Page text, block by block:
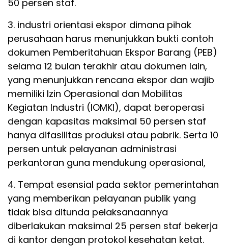
50 persen staf.
3. industri orientasi ekspor dimana pihak
perusahaan harus menunjukkan bukti contoh
dokumen Pemberitahuan Ekspor Barang (PEB)
selama 12 bulan terakhir atau dokumen lain,
yang menunjukkan rencana ekspor dan wajib
memiliki Izin Operasional dan Mobilitas
Kegiatan Industri (IOMKI), dapat beroperasi
dengan kapasitas maksimal 50 persen staf
hanya difasilitas produksi atau pabrik. Serta 10
persen untuk pelayanan administrasi
perkantoran guna mendukung operasional,
4. Tempat esensial pada sektor pemerintahan
yang memberikan pelayanan publik yang
tidak bisa ditunda pelaksanaannya
diberlakukan maksimal 25 persen staf bekerja
di kantor dengan protokol kesehatan ketat.